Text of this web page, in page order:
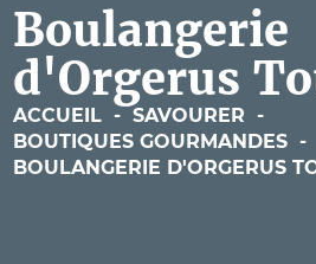
Boulangerie
d'Orgerus
ACCUEIL - SAVOURER -
BOUTIQUES GOURMANDES -
BOULANGERIE D'ORGERUS